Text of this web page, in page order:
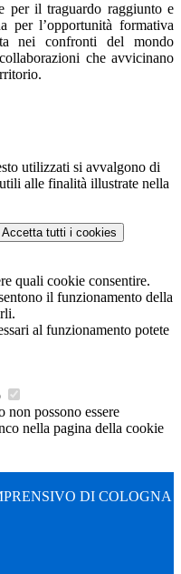
per il traguardo raggiunto e
per l’opportunità formativa
nei confronti del mondo
che avvicinano
utilizzati si avvalgono di
alle finalità illustrate nella
Accetta tutti i cookies
quali cookie consentire.
il funzionamento della
al funzionamento potete
non possono essere
nella pagina della cookie
DI COLOGNA